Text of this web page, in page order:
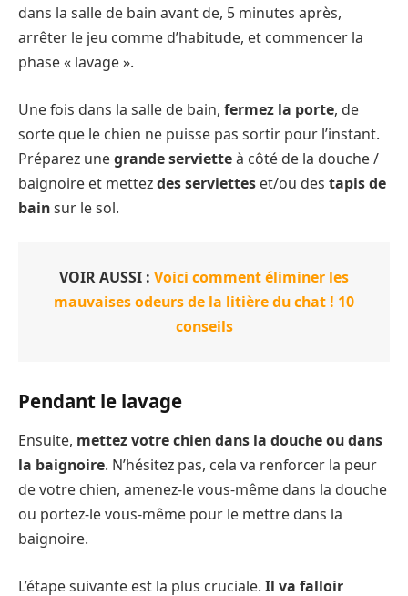
dans la salle de bain avant de, 5 minutes après,
arrêter le jeu comme d’habitude, et commencer la
phase « lavage ».
Une fois dans la salle de bain, fermez la porte, de
sorte que le chien ne puisse pas sortir pour l’instant.
Préparez unegrande servietteà côté de la douche /
baignoire et mettezdes serviettes et/ou des tapis de
bainsur le sol.
VOIR AUSSI : Voici comment éliminer les
mauvaises odeurs de la litière du chat ! 10
conseils
Pendant le lavage
Ensuite, mettez votre chien dans la douche ou dans
la baignoire. N’hésitez pas, cela va renforcer la peur
de votre chien, amenez-le vous-même dans la douche
ou portez-le vous-même pour le mettre dans la
baignoire.
L’étape suivante est la plus cruciale. Il va falloir